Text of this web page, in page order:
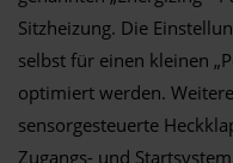
Sitzheizung. Die
selbst für einen kleinen
optimiert werden.
sensorgesteuerte
Zugangs- und